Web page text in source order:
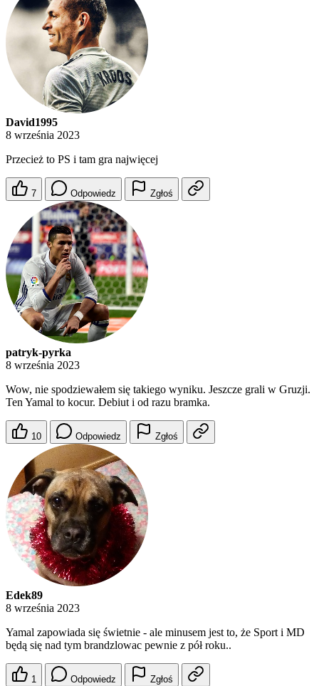
David1995
8 września 2023
Przecież to PS i tam gra najwięcej
7 Odpowiedz Zgłoś
patryk-pyrka
8 września 2023
Wow, nie spodziewałem się takiego wyniku. Jeszcze grali w Gruzji.
Ten Yamal to kocur. Debiut i od razu bramka.
10 Odpowiedz Zgłoś
Edek89
8 września 2023
Yamal zapowiada się świetnie - ale minusem jest to, że Sport i MD
będą się nad tym brandzlowac pewnie z pół roku..
1 Odpowiedz Zgłoś